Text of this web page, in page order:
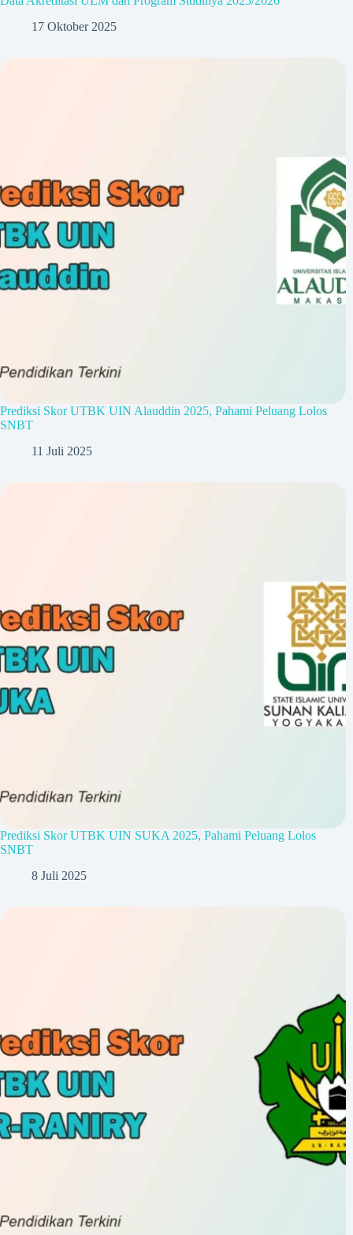
17 Oktober 2025
Prediksi Skor UTBK UIN Alauddin 2025, Pahami Peluang Lolos
SNBT
11 Juli 2025
Prediksi Skor UTBK UIN SUKA 2025, Pahami Peluang Lolos
SNBT
8 Juli 2025